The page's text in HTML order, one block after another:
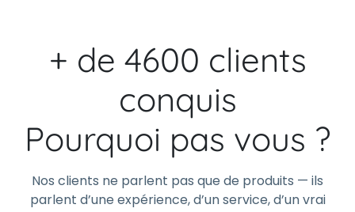
+ de 4600 clients
conquis
Pourquoi pas vous ?
Nos clients ne parlent pas que de produits — ils
parlent d’une expérience, d’un service, d’un vrai